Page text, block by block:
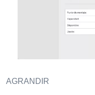
AGRANDIR